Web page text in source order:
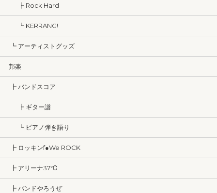
┣ Rock Hard
┗ KERRANG!
┗ アーティストグッズ
邦楽
┣ バンドスコア
┣ ギター譜
┗ ピアノ弾き語り
┣ ロッキンf●We ROCK
┣ アリーナ37℃
┣ バンドやろうぜ